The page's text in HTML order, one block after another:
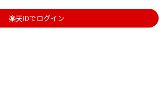
楽天IDでログイン